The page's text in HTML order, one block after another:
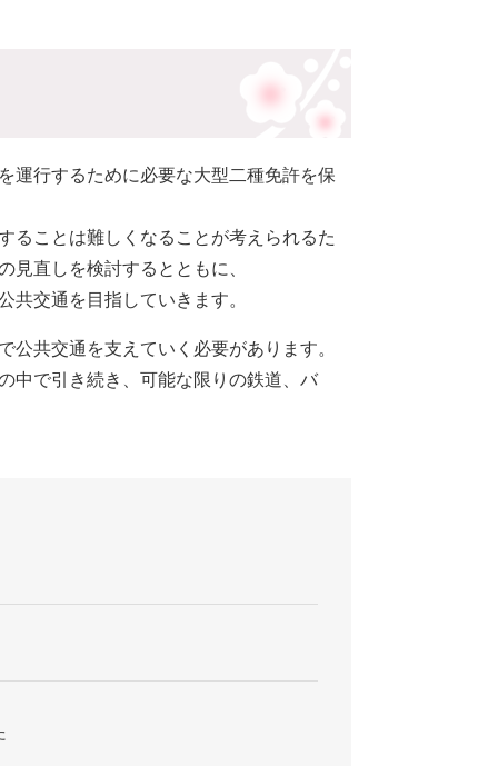
運行するために必要な大型二種免許を保
ることは難しくなることが考えられるた
見直しを検討するとともに、
共交通を目指していきます。
共交通を支えていく必要があります。
中で引き続き、可能な限りの鉄道、バ